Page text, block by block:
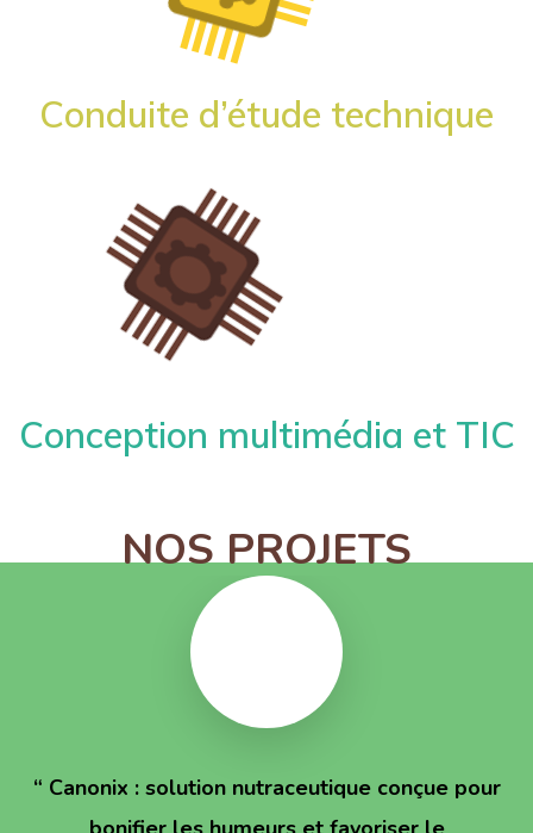
Conduite d’étude technique
Conception multimédia et TIC
NOS PROJETS
“ Canonix : solution nutraceutique conçue pour